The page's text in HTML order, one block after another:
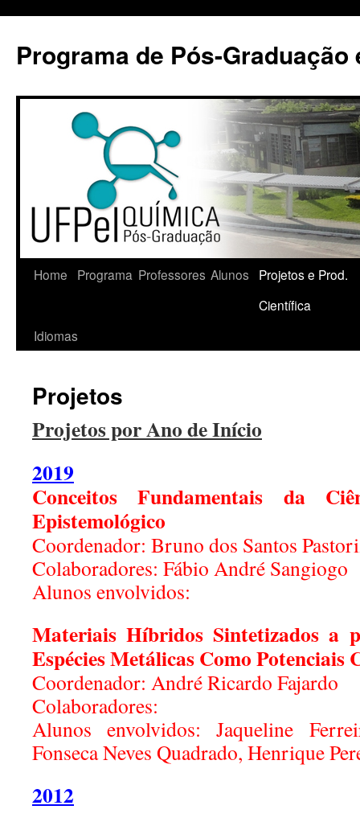
conteúdo
Programa de Pós-Graduação
Home Programa Professores Alunos
Projetos e Prod.
Científica
Idiomas
Projetos
Projetos por Ano de Início
2019
Conceitos Fundamentais da
Epistemológico
Coordenador: Bruno dos Santos
Colaboradores: Fábio André Sangiogo
Alunos envolvidos:
Materiais Híbridos Sintetizados a
Espécies Metálicas Como Potenciais
Coordenador: André Ricardo Fajardo
Colaboradores:
Alunos envolvidos: Jaqueline
Fonseca Neves Quadrado, Henrique
2012